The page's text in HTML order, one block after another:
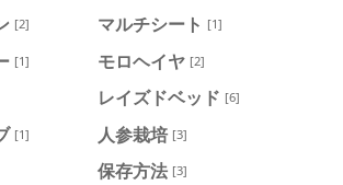
[2] マルチシート [1]
[1] モロヘイヤ [2]
レイズドベッド [6]
[1] 人参栽培 [3]
保存方法 [3]